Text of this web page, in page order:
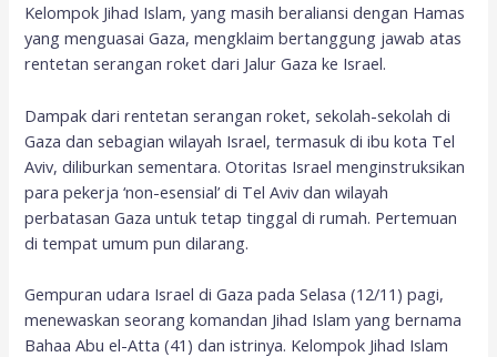
Kelompok Jihad Islam, yang masih beraliansi dengan Hamas
yang menguasai Gaza, mengklaim bertanggung jawab atas
rentetan serangan roket dari Jalur Gaza ke Israel.
Dampak dari rentetan serangan roket, sekolah-sekolah di
Gaza dan sebagian wilayah Israel, termasuk di ibu kota Tel
Aviv, diliburkan sementara. Otoritas Israel menginstruksikan
para pekerja ‘non-esensial’ di Tel Aviv dan wilayah
perbatasan Gaza untuk tetap tinggal di rumah. Pertemuan
di tempat umum pun dilarang.
Gempuran udara Israel di Gaza pada Selasa (12/11) pagi,
menewaskan seorang komandan Jihad Islam yang bernama
Bahaa Abu el-Atta (41) dan istrinya. Kelompok Jihad Islam